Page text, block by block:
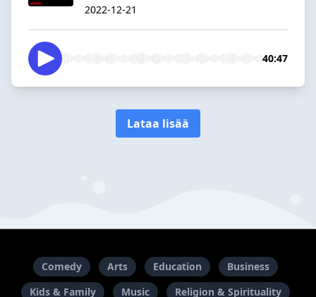
2022-12-21
40:47
Lataa lisää
Comedy Arts Education
Business
Kids & Family
Music Religion & Spirituality